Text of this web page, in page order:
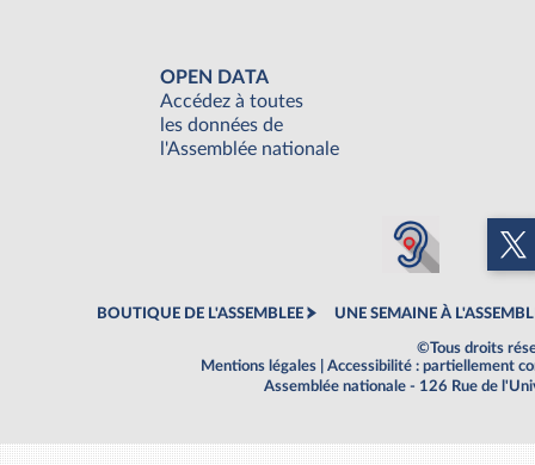
OPEN DATA
Accédez à toutes
les données de
l'Assemblée nationale
BOUTIQUE DE L'ASSEMBLEE UNE SEMAINE À
©Tous droits
Mentions légales
Accessibilité : partiellement
Assemblée nationale - 126 Rue de